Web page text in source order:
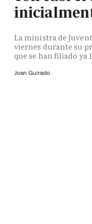
La ministra de
viernes durante su
que se han filiado ya
Joan Guirado